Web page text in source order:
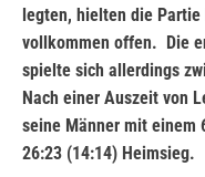
legten, hielten die
vollkommen offen.
Die
spielte sich allerdings
Nach einer Auszeit von
seine Männer mit einem
26:23 (14:14) Heimsieg.